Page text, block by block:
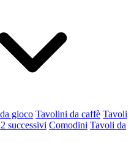
gioco Tavolini da caffè Tavoli
successivi Comodini Tavoli da